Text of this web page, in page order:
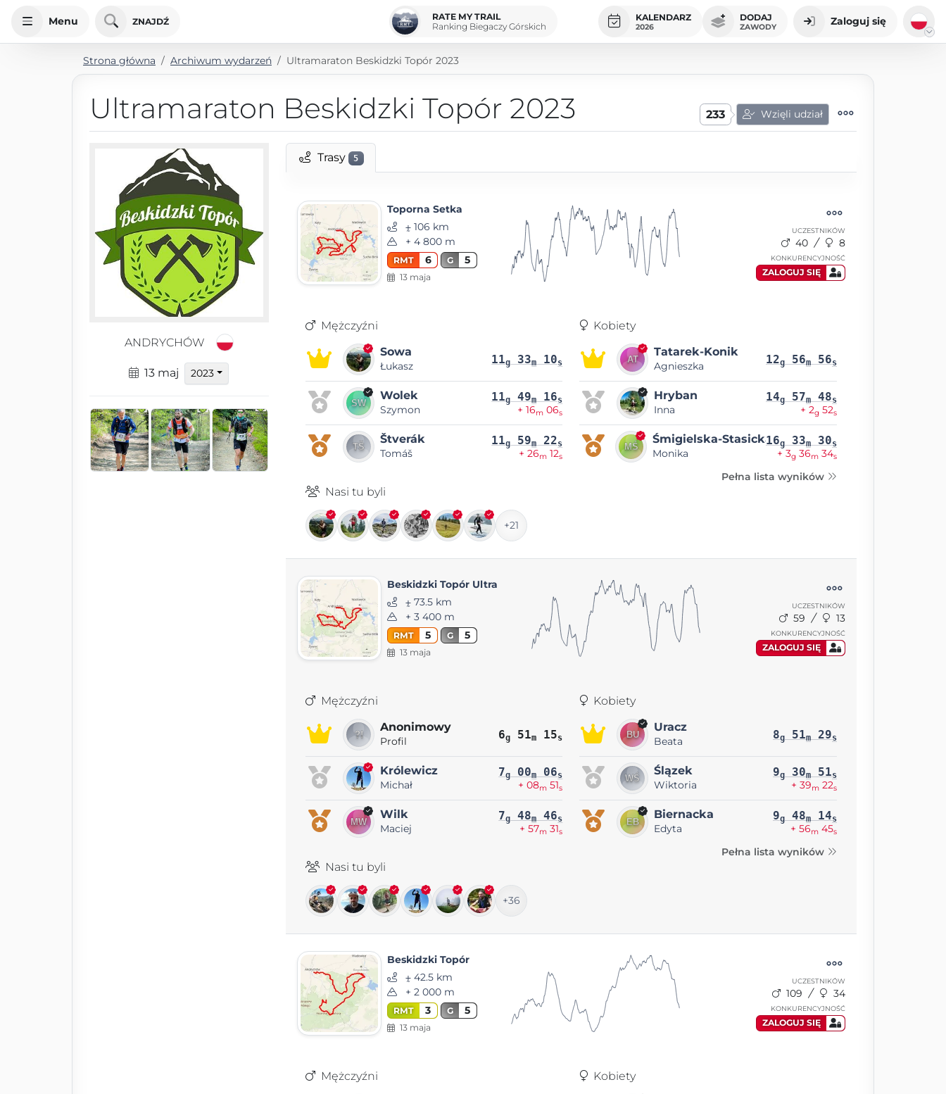
Menu ZNAJDŹ
RATE MY TRAIL
Ranking Biegaczy Górskich
KALENDARZ
2026
DODAJ
ZAWODY Zaloguj się
Strona główna Archiwum wydarzeń Ultramaraton Beskidzki Topór 2023
Ultramaraton Beskidzki Topór 2023 233 Wzięli udział
ANDRYCHÓW
13 maj 2023
Trasy 5
Toporna Setka
⨦ 106 km
+ 4 800 m
RMT 6 G 5
13 maja
UCZESTNIKÓW
40 8
KONKURENCYJNOŚĆ
ZALOGUJ SIĘ
Mężczyźni
Sowa
Łukasz 11g 33m 10s
Wolek
Szymon
11g 49m 16s
+ 16m 06s
Štverák
Tomáš
11g 59m 22s
+ 26m 12s
Kobiety
Tatarek-Konik
Agnieszka 12g 56m 56s
Hryban
Inna
14g 57m 48s
+ 2g 52s
Śmigielska-Stasicka
Monika
16g 33m 30s
+ 3g 36m 34s
Pełna lista wyników
Nasi tu byli
+21
Beskidzki Topór Ultra
⨦ 73.5 km
+ 3 400 m
RMT 5 G 5
13 maja
UCZESTNIKÓW
59 13
KONKURENCYJNOŚĆ
ZALOGUJ SIĘ
Mężczyźni
Anonimowy
Profil 6g 51m 15s
Królewicz
Michał
7g 00m 06s
+ 08m 51s
Wilk
Maciej
7g 48m 46s
+ 57m 31s
Kobiety
Uracz
Beata 8g 51m 29s
Ślązek
Wiktoria
9g 30m 51s
+ 39m 22s
Biernacka
Edyta
9g 48m 14s
+ 56m 45s
Pełna lista wyników
Nasi tu byli
+36
Beskidzki Topór
⨦ 42.5 km
+ 2 000 m
RMT 3 G 5
13 maja
UCZESTNIKÓW
109 34
KONKURENCYJNOŚĆ
ZALOGUJ SIĘ
Mężczyźni
Kobiety